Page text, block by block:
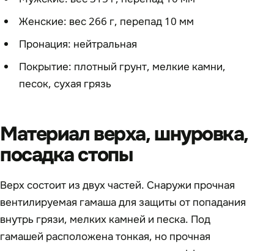
Женские: вес 266 г, перепад 10 мм
Пронация: нейтральная
Покрытие: плотный грунт, мелкие камни,
песок, сухая грязь
Материал верха, шнуровка,
посадка стопы
Верх состоит из двух частей. Снаружи прочная
вентилируемая гамаша для защиты от попадания
внутрь грязи, мелких камней и песка. Под
гамашей расположена тонкая, но прочная